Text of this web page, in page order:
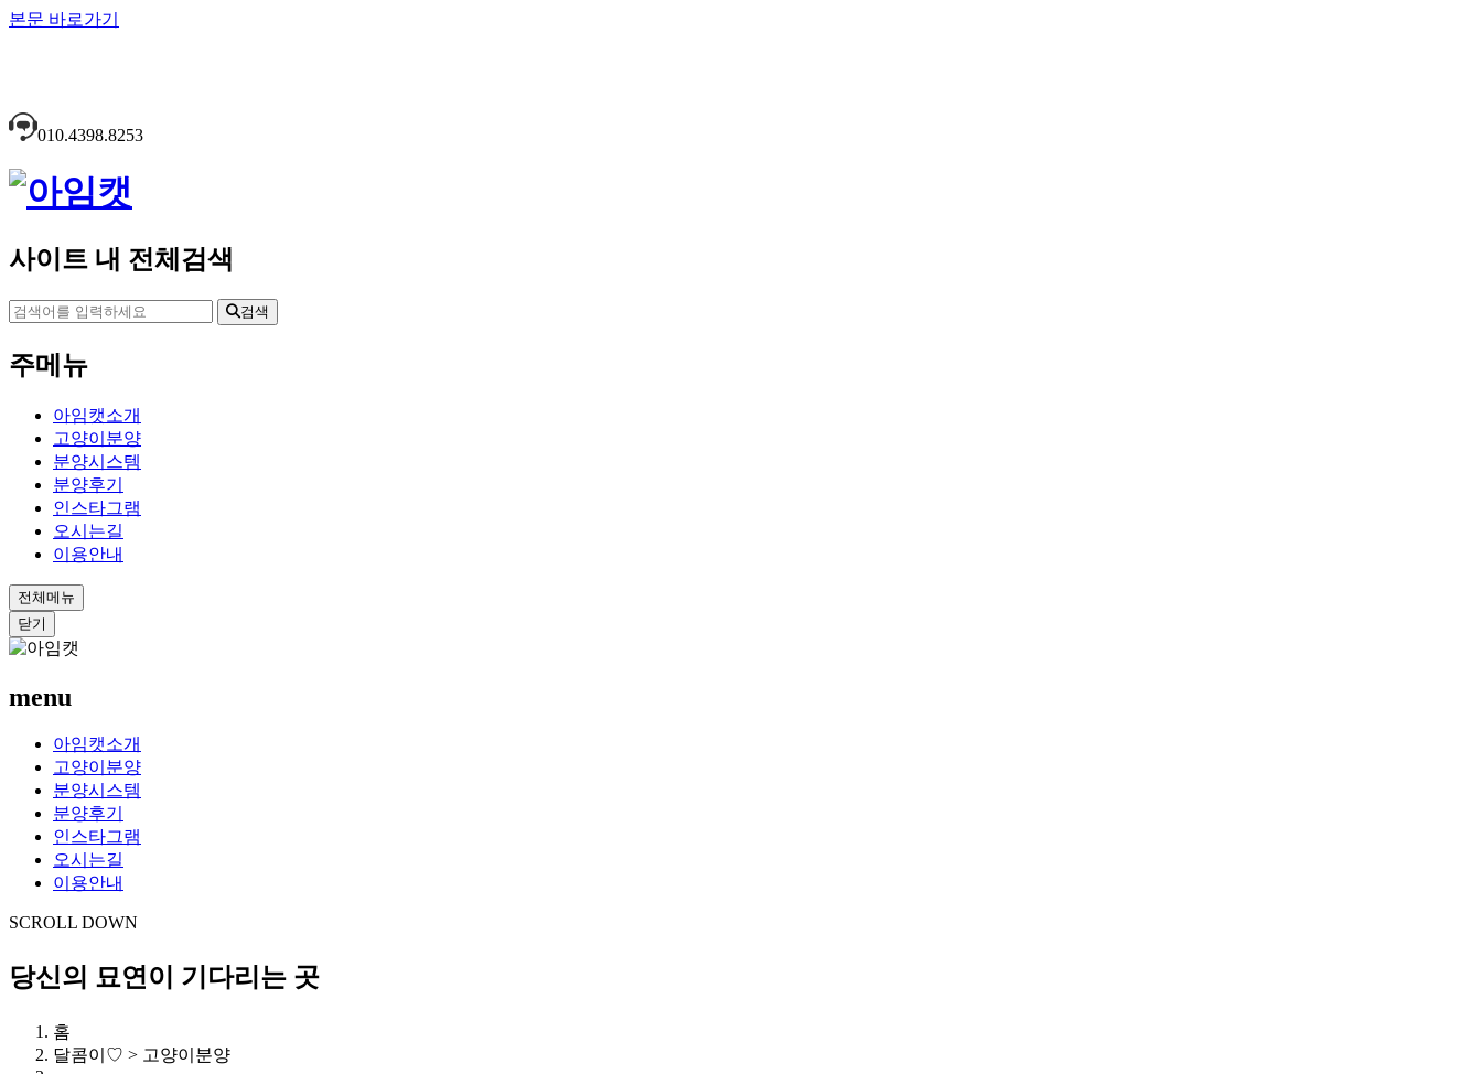
본문 바로가기
010.4398.8253
사이트 내 전체검색
검색
주메뉴
아임캣소개
고양이분양
분양시스템
분양후기
인스타그램
오시는길
이용안내
전체메뉴
닫기
menu
아임캣소개
고양이분양
분양시스템
분양후기
인스타그램
오시는길
이용안내
SCROLL DOWN
당신의 묘연이 기다리는 곳
홈
달콤이♡ > 고양이분양